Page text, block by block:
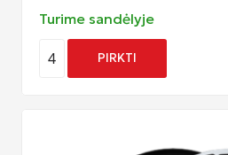
Turime sandėlyje
4 PIRKTI